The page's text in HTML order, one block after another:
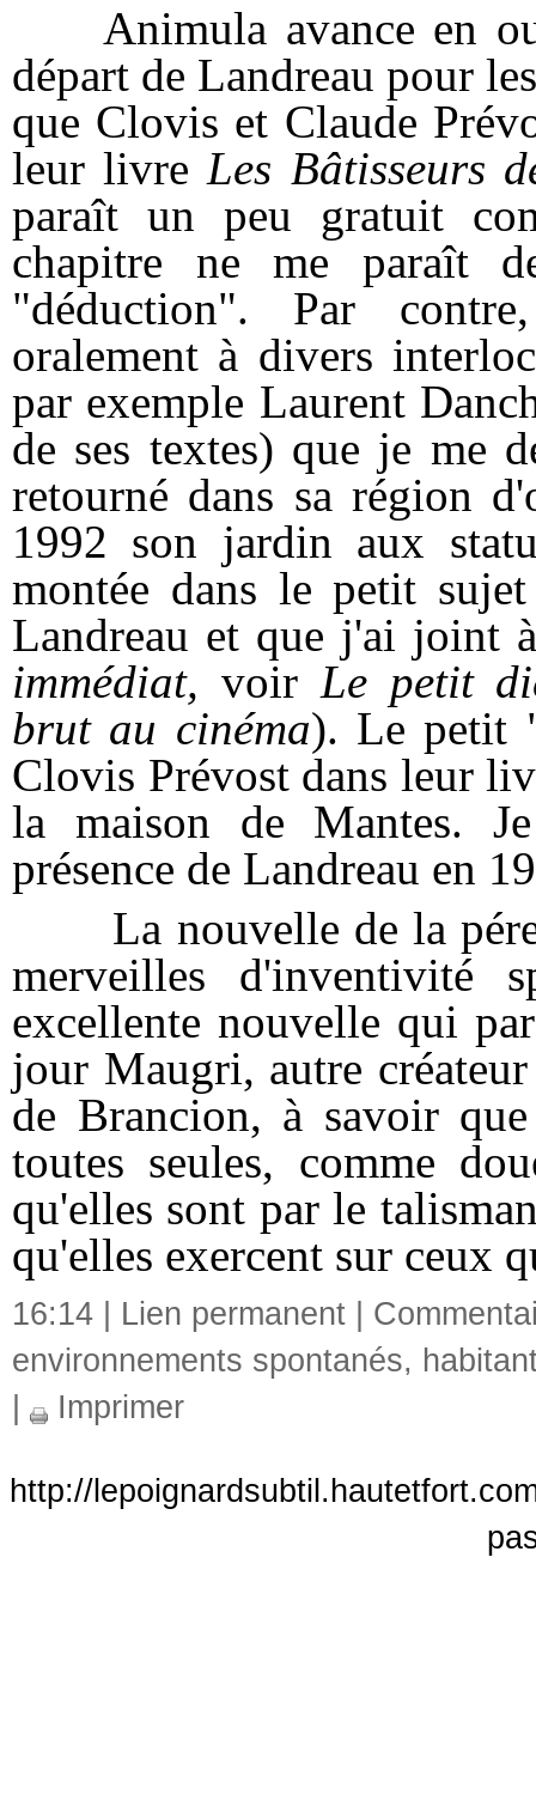
Animula avance en
départ de Landreau pour
que Clovis et Claude
leur livreLes Bâtisseurs
paraît un peu gratuit
chapitre ne me paraît
"déduction". Par
oralement à divers
par exemple Laurent
de ses textes) que je me
retourné dans sa région
1992 son jardin aux
montée dans le petit
Landreau et que j'ai joint
immédiat, voir Le petit
brut au cinéma). Le petit
Clovis Prévost dans leur
la maison de Mantes.
présence de Landreau en
La nouvelle de la
merveilles d'inventivité
excellente nouvelle qui
jour Maugri, autre
de Brancion, à savoir
toutes seules, comme
qu'elles sont par le
qu'elles exercent sur ceux
16:14 | Lien permanent
environnements spontanés,
Imprimer
http://